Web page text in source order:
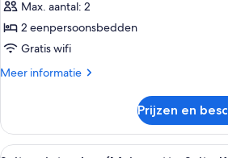
kamer,
2
eenpersoonsbedden,
niet-
Comfort
Max. aantal: 2
2 eenpersoonsbedden
Gratis wifi
Meer informatie
Meer
Twin
kamer,
Prijzen en
Alle Een